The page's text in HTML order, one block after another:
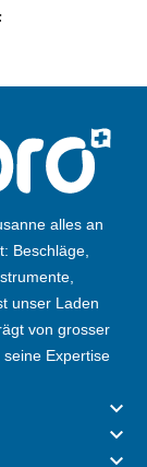
alles an
Beschläge,
unser Laden
von grosser
Expertise
keyboard_arrow_down
keyboard_arrow_down
keyboard_arrow_down